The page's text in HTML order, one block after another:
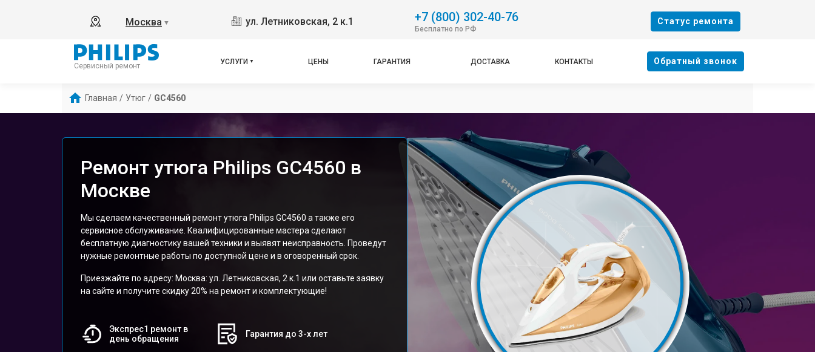
Москва ▼ ул. Летниковская, 2 к.1 +7 (800) 302-40-76
Бесплатно по РФ
Cтатус ремонта
Сервисный ремонт
УСЛУГИ ЦЕНЫ ГАРАНТИЯ ДОСТАВКА КОНТАКТЫ Oбратный звонок
Главная / Утюг / GC4560
Ремонт утюга Philips GC4560 в
Москве
Мы сделаем качественный ремонт утюга Philips GC4560 а также его
сервисное обслуживание. Квалифицированные мастера сделают
бесплатную диагностику вашей техники и выявят неисправность. Проведут
нужные ремонтные работы по доступной цене и в оговоренный срок.
Приезжайте по адресу: Москва: ул. Летниковская, 2 к.1 или оставьте заявку
на сайте и получите скидку 20% на ремонт и комплектующие!
Экспрес1 ремонт в
день обращения
Гарантия до 3-х лет